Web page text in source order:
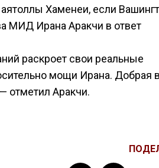
Хаменеи, если
МИД Ирана Аракчи в ответ
раскроет свои реальные
мощи Ирана. Добрая
отметил Аракчи.